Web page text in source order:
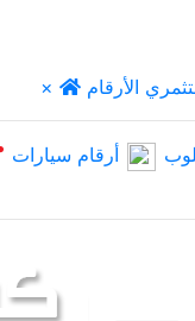
× الأرقام
أرقام سيارات